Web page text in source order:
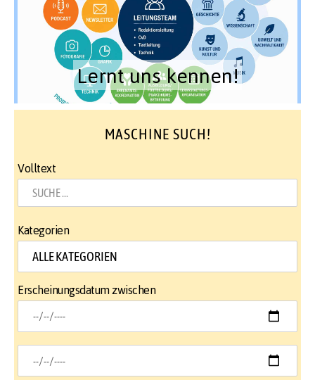
Lernt uns kennen!
MASCHINE SUCH!
Volltext
Kategorien
Erscheinungsdatum zwischen